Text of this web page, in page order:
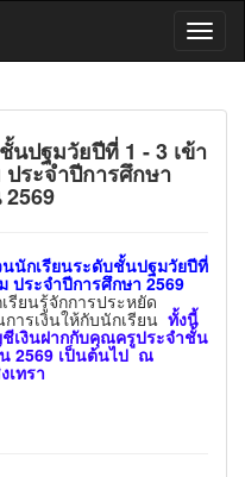
ปฐมวัยปีที่ 1 - 3 เข้า
ระจำปีการศึกษา
นักเรียนระดับชั้นปฐมวัยปีที่
ประจำปีการศึกษา 2569
รียนรู้จักการประหยัด
ารเงินให้กับนักเรียน ทั้งนี้
เงินฝากกับคุณครูประจำชั้น
2569 เป็นต้นไป ณ
เทรา